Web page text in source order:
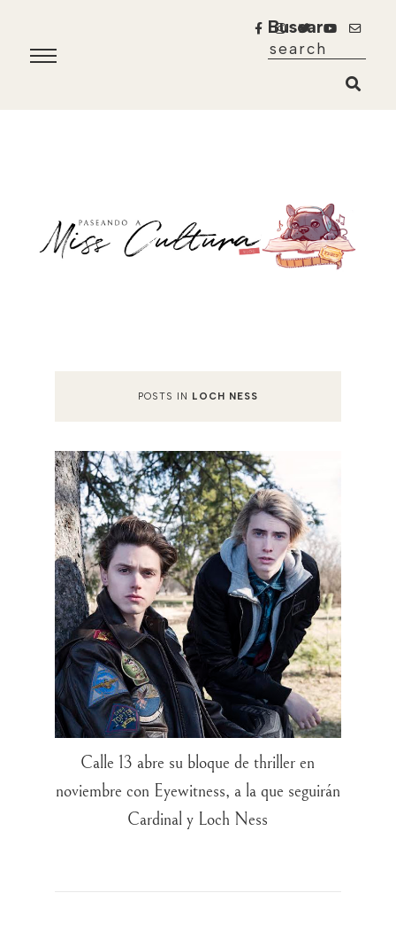
Buscar
POSTS IN LOCH NESS
Calle 13 abre su bloque de thriller en
noviembre con Eyewitness, a la que seguirán
Cardinal y Loch Ness